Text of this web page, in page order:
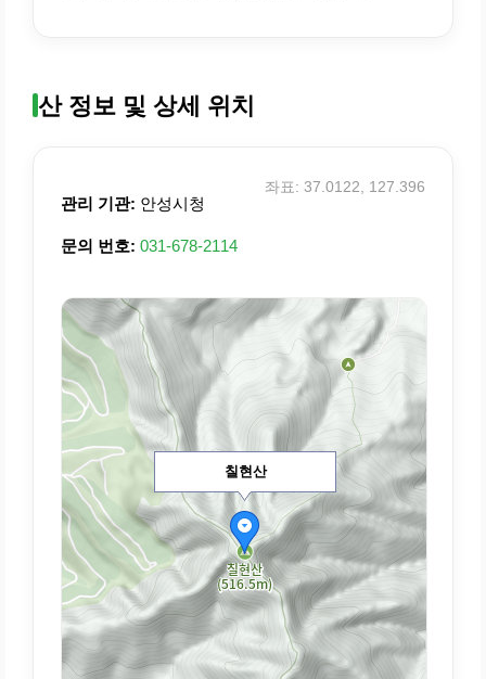
산 정보 및 상세 위치
관리 기관: 안성시청
문의 번호: 031-678-2114
좌표: 37.0122, 127.396
칠현산